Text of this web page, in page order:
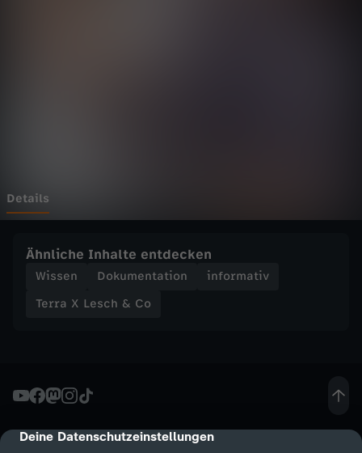
cmp-dialog-description
Deine Datenschutzeinstellungen
C
-
t
c
Details
Ähnliche Inhalte entdecken
Wissen Dokumentation
informativ
Terra X Lesch & Co